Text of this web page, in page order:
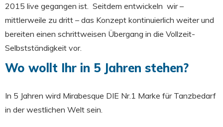
2015 live gegangen ist. Seitdem entwickeln wir –
mittlerweile zu dritt – das Konzept kontinuierlich weiter und
bereiten einen schrittweisen Übergang in die Vollzeit-
Selbstständigkeit vor.
Wo wollt Ihr in 5 Jahren stehen?
In 5 Jahren wird Mirabesque DIE Nr.1 Marke für Tanzbedarf
in der westlichen Welt sein.